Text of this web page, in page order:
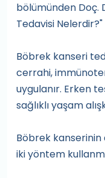
bölümünden Doç.
Tedavisi Nelerdir?"
Böbrek kanseri
cerrahi,
uygulanır. Erken
sağlıklı yaşam
Böbrek
iki yöntem